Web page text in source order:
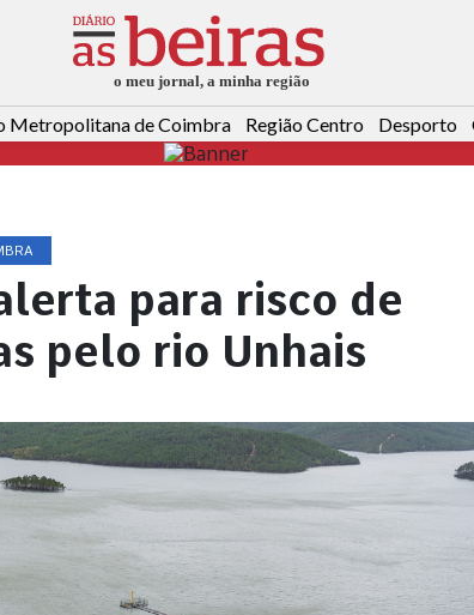
Metropolitana de Coimbra Região Centro Desporto
para risco de
pelo rio Unhais